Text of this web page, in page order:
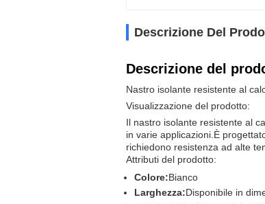
Descrizione Del
Descrizione del
Nastro isolante resistente al
Visualizzazione del prodotto:
Il nastro isolante resistente al
in varie applicazioni.È
richiedono resistenza ad alte
Attributi del prodotto:
Colore:Bianco
Larghezza:Disponibile in